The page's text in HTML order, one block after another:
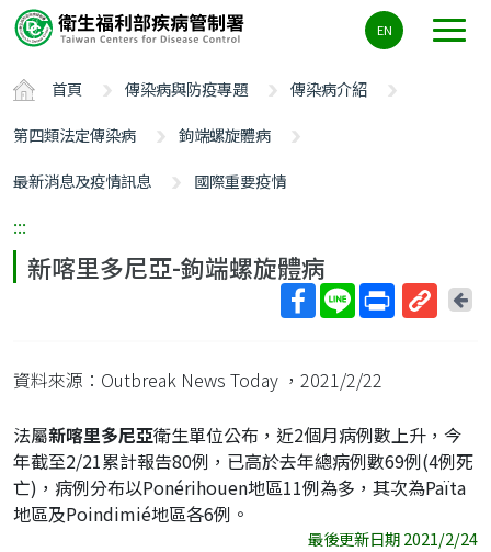
要
容
ALT+C
EN
首頁 傳染病與防疫專題
傳染病介紹
第四類法定傳染病
鉤端螺旋體病
最新消息及疫情訊息
國際重要疫情
:::
新喀里多尼亞-鉤端螺旋體病
址
回
資料來源：Outbreak News Today ，2021/2/22
法屬新喀里多尼亞衛生單位公布，近2個月病例數上升，今
年截至2/21累計報告80例，已高於去年總病例數69例(4例死
亡)，病例分布以Ponérihouen地區11例為多，其次為Païta
地區及Poindimié地區各6例。
最後更新日期 2021/2/24